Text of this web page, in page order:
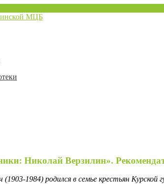
Николай Верзилин».
1984) родился в семье крестьян